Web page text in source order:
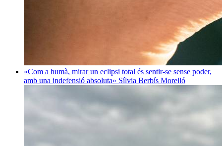
«Com a humà, mirar un eclipsi total és sentir-se sense poder,
amb una indefensió absoluta» Sílvia Berbís Morelló